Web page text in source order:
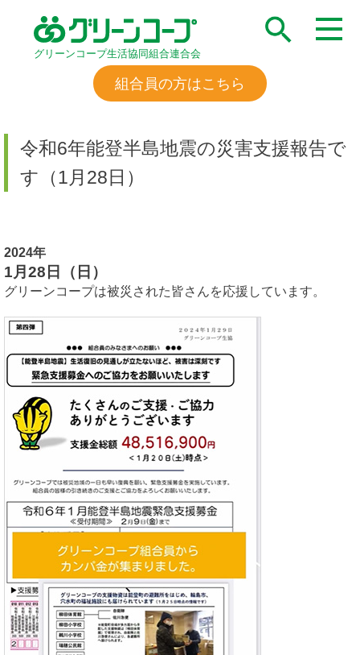
グリーンコープ生活協同組合連合会
組合員の方はこちら
令和6年能登半島地震の災害支援報告で
す（1月28日）
2024年
1月28日（日）
グリーンコープは被災された皆さんを応援しています。